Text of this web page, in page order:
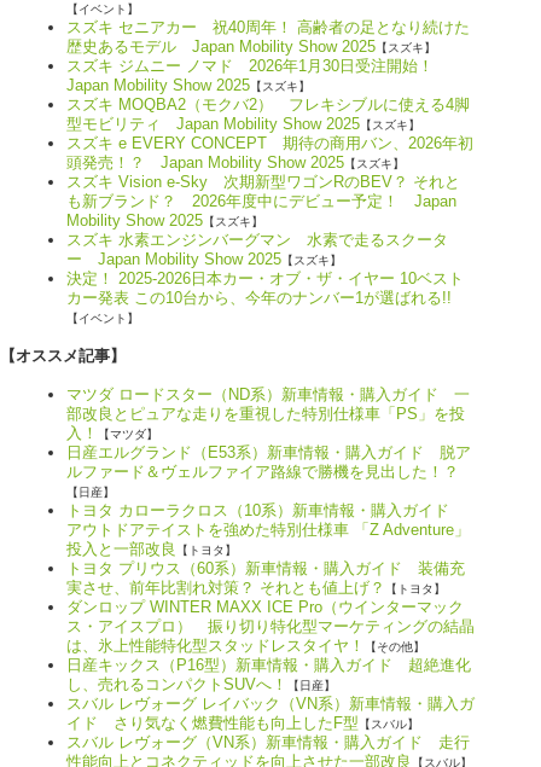
【イベント】
スズキ セニアカー 祝40周年！ 高齢者の足となり続けた
歴史あるモデル Japan Mobility Show 2025 【スズキ】
スズキ ジムニー ノマド 2026年1月30日受注開始！
Japan Mobility Show 2025 【スズキ】
スズキ MOQBA2（モクバ2） フレキシブルに使える4脚
型モビリティ Japan Mobility Show 2025 【スズキ】
スズキ e EVERY CONCEPT 期待の商用バン、2026年初
頭発売！？ Japan Mobility Show 2025 【スズキ】
スズキ Vision e-Sky 次期新型ワゴンRのBEV？ それと
も新ブランド？ 2026年度中にデビュー予定！ Japan
Mobility Show 2025 【スズキ】
スズキ 水素エンジンバーグマン 水素で走るスクータ
ー Japan Mobility Show 2025 【スズキ】
決定！ 2025-2026日本カー・オブ・ザ・イヤー 10ベスト
カー発表 この10台から、今年のナンバー1が選ばれる!!
【イベント】
【オススメ記事】
マツダ ロードスター（ND系）新車情報・購入ガイド 一
部改良とピュアな走りを重視した特別仕様車「PS」を投
入！
【マツダ】
日産エルグランド（E53系）新車情報・購入ガイド 脱ア
ルファード＆ヴェルファイア路線で勝機を見出した！？
【日産】
トヨタ カローラクロス（10系）新車情報・購入ガイド
アウトドアテイストを強めた特別仕様車 「Z Adventure」
投入と一部改良
【トヨタ】
トヨタ プリウス（60系）新車情報・購入ガイド 装備充
実させ、前年比割れ対策？ それとも値上げ？
【トヨタ】
ダンロップ WINTER MAXX ICE Pro（ウインターマック
ス・アイスプロ） 振り切り特化型マーケティングの結晶
は、氷上性能特化型スタッドレスタイヤ！
【その他】
日産キックス（P16型）新車情報・購入ガイド 超絶進化
し、売れるコンパクトSUVへ！
【日産】
スバル レヴォーグ レイバック（VN系）新車情報・購入ガ
イド さり気なく燃費性能も向上したF型 【スバル】
スバル レヴォーグ（VN系）新車情報・購入ガイド 走行
性能向上とコネクティッドを向上させた一部改良
【スバル】